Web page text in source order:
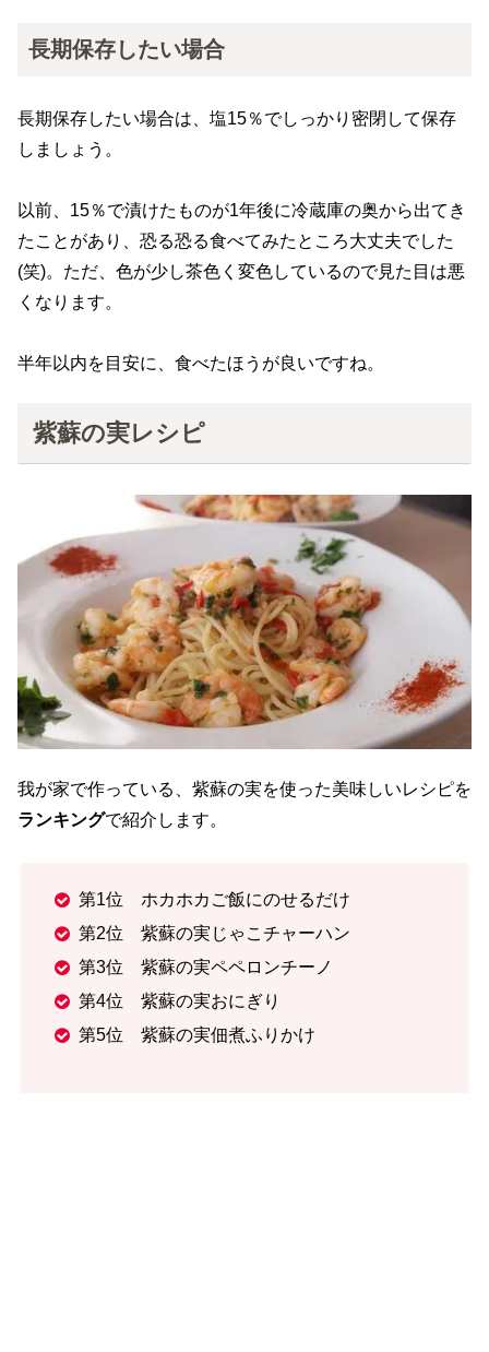
長期保存したい場合
長期保存したい場合は、塩15％でしっかり密閉して保存
しましょう。
以前、15％で漬けたものが1年後に冷蔵庫の奥から出てき
たことがあり、恐る恐る食べてみたところ大丈夫でした
(笑)。ただ、色が少し茶色く変色しているので見た目は悪
くなります。
半年以内を目安に、食べたほうが良いですね。
紫蘇の実レシピ
我が家で作っている、紫蘇の実を使った美味しいレシピを
ランキングで紹介します。
第1位 ホカホカご飯にのせるだけ
第2位 紫蘇の実じゃこチャーハン
第3位 紫蘇の実ペペロンチーノ
第4位 紫蘇の実おにぎり
第5位 紫蘇の実佃煮ふりかけ